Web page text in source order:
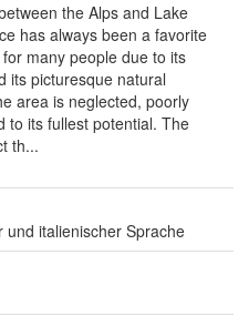
the Alps and Lake
has always been a favorite
many people due to its
its picturesque natural
area is neglected, poorly
to its fullest potential. The
th...
italienischer Sprache